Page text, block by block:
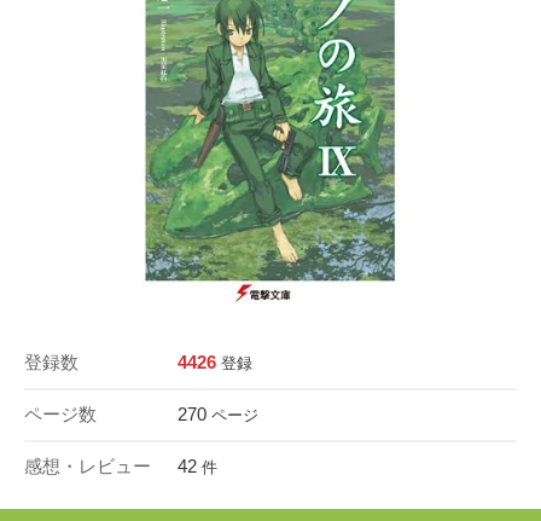
登録数 4426 登録
ページ数 270 ページ
感想・レビュー 42 件